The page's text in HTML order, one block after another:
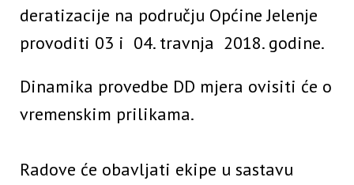
deratizacije na području Općine Jelenje
provoditi 03 i 04. travnja 2018. godine.
Dinamika provedbe DD mjera ovisiti će o
vremenskim prilikama.
Radove će obavljati ekipe u sastavu